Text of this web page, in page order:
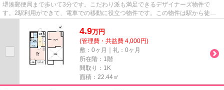
堺湊郵便局まで歩いて3分です。こだわり派も満足できるデザイナーズ物件で
す。2駅利用ができて、電車での移動に役立つ物件です。この物件は駅から徒歩5
4.9万円
(管理費・共益費 4,000円)
敷：0ヶ月｜礼：0ヶ月
所在階：1階
間取り：1K
面積：22.44㎡